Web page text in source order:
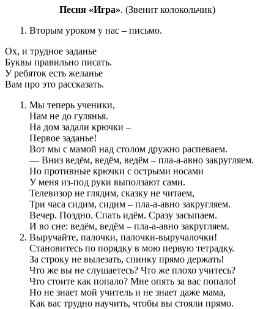
Песня «Игра». (Звенит колокольчик)
Вторым уроком у нас – письмо.
Ох, и трудное заданье
Буквы правильно писать.
У ребяток есть желанье
Вам про это рассказать.
Мы теперь ученики,
Нам не до гулянья.
На дом задали крючки –
Первое заданье!
Вот мы с мамой над столом дружно распеваем.
— Вниз ведём, ведём, ведём – пла-а-авно закругляем.
Но противные крючки с острыми носами
У меня из-под руки выползают сами.
Телевизор не глядим, сказку не читаем,
Три часа сидим, сидим – пла-а-авно закругляем.
Вечер. Поздно. Спать идём. Сразу засыпаем.
И во сне: ведём, ведём – пла-а-авно закругляем.
Выручайте, палочки, палочки-выручалочки!
Становитесь по порядку в мою первую тетрадку.
За строку не вылезать, спинку прямо держать!
Что же вы не слушаетесь? Что же плохо учитесь?
Что стоите как попало? Мне опять за вас попало!
Но не знает мой учитель и не знает даже мама,
Как вас трудно научить, чтобы вы стояли прямо.